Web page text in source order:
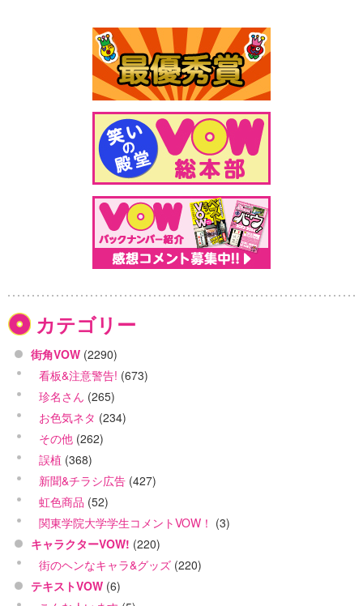
カテゴリー
街角VOW (2290)
看板&注意警告! (673)
珍名さん (265)
お色気ネタ (234)
その他 (262)
誤植 (368)
新聞&チラシ広告 (427)
虹色商品 (52)
関東学院大学学生コメントVOW！ (3)
キャラクターVOW! (220)
街のヘンなキャラ&グッズ (220)
テキストVOW (6)